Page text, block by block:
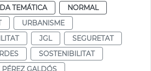
TEMÁTICA
NORMAL
URBANISME
JGL
SEGURETAT
SOSTENIBILITAT
PÉREZ GALDÓS